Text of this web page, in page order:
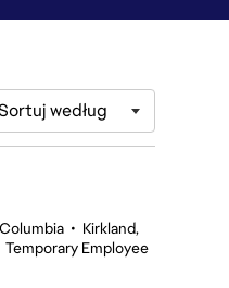
według
• Kirkland,
Temporary Employee